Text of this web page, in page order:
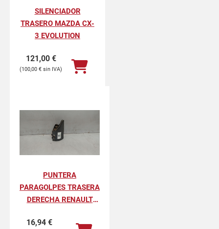
SILENCIADOR
TRASERO MAZDA CX-
3 EVOLUTION
121,00 €
100,00 €
PUNTERA
PARAGOLPES TRASERA
DERECHA RENAULT
PROFESIONAL
16,94 €